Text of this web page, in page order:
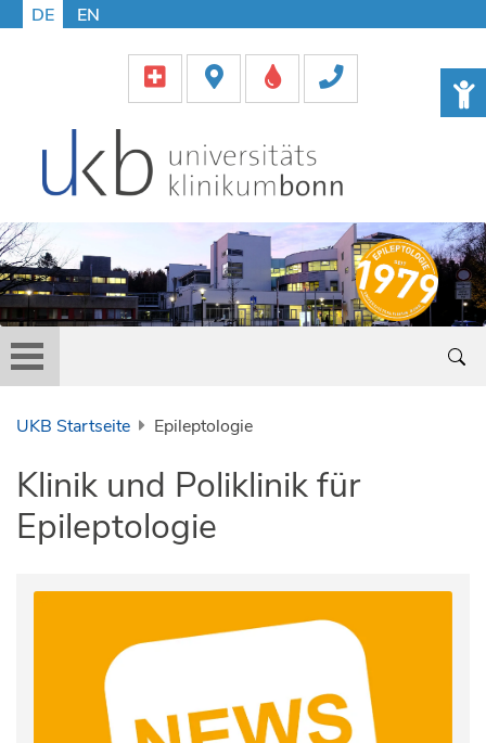
DE EN
UKB Startseite Epileptologie
Klinik und Poliklinik für
Epileptologie